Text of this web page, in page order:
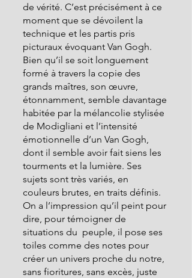
de vérité. C’est précisément à ce
moment que se dévoilent la
technique et les partis pris
picturaux évoquant Van Gogh.
Bien qu’il se soit longuement
formé à travers la copie des
grands maîtres, son œuvre,
étonnamment, semble davantage
habitée par la mélancolie stylisée
de Modigliani et l’intensité
émotionnelle d’un Van Gogh,
dont il semble avoir fait siens les
tourments et la lumière. Ses
sujets sont très variés, en
couleurs brutes, en traits définis.
On a l’impression qu’il peint pour
dire, pour témoigner de
situations du  peuple, il pose ses
toiles comme des notes pour
créer un univers proche du notre,
sans fioritures, sans excès, juste